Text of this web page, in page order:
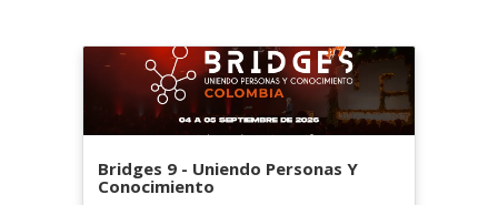
Bridges 9 - Uniendo Personas Y
Conocimiento